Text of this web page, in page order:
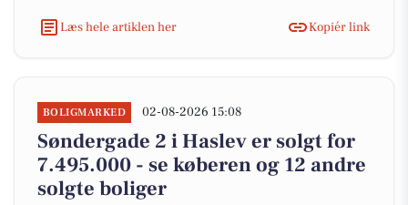
Læs hele artiklen her Kopiér link
BOLIGMARKED 02-08-2026 15:08
Søndergade 2 i Haslev er solgt for
7.495.000 - se køberen og 12 andre
solgte boliger